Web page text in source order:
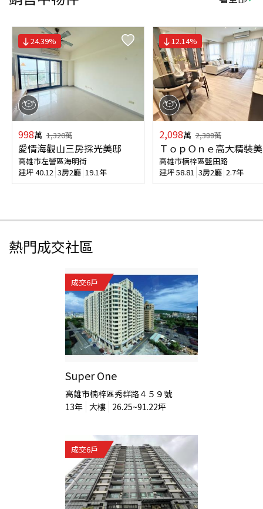
24.39%
998萬 1,320萬
愛情海觀山三房採光美邸
高雄市左營區海明街
建坪40.12 3房2廳 19.1年
12.14%
2,098萬 2,388萬
ＴｏｐＯｎｅ高大精裝
高雄市楠梓區藍田路
建坪58.81 3房2廳 2.7年
熱門成交社區
成交6戶
Super One
高雄市楠梓區秀群路４５９號
13年 大樓 26.25~91.22坪
成交6戶